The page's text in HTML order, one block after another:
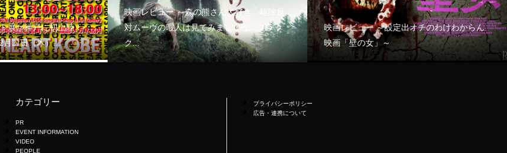
展が神戸に初上陸！
月21日（木）...
映画レビュー ～森の熊さん大好き、駆除反
対ムーヴの暇人は見てみましょう「ブラッ
ク...
映画レビュー ～設定出オチのわけわからん
映画「壁の女」～
カテゴリー
PR
EVENT INFORMATION
VIDEO
PEOPLE
プライバシーポリシー
広告・連携について